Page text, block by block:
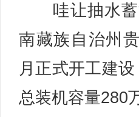
哇让抽水蓄
南藏族自治州
月正式开工建
总装机容量280